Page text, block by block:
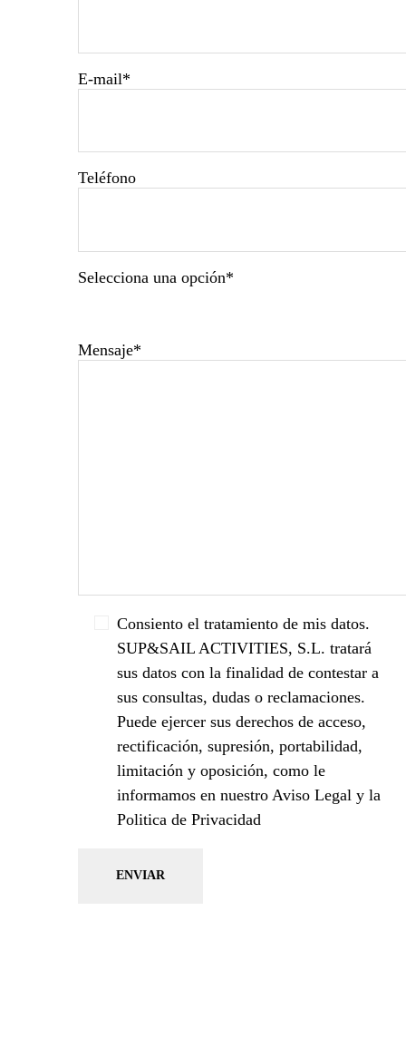
E-mail*
Teléfono
Selecciona una opción*
Mensaje*
Consiento el tratamiento de mis datos.
SUP&SAIL ACTIVITIES, S.L. tratará
sus datos con la finalidad de contestar a
sus consultas, dudas o reclamaciones.
Puede ejercer sus derechos de acceso,
rectificación, supresión, portabilidad,
limitación y oposición, como le
informamos en nuestro Aviso Legal y la
Politica de Privacidad